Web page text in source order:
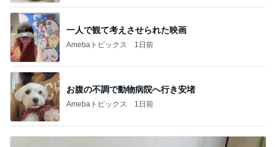
一人で観て考えさせられた映画
Amebaトピックス 1日前
お腹の不調で動物病院へ行き安堵
Amebaトピックス 1日前